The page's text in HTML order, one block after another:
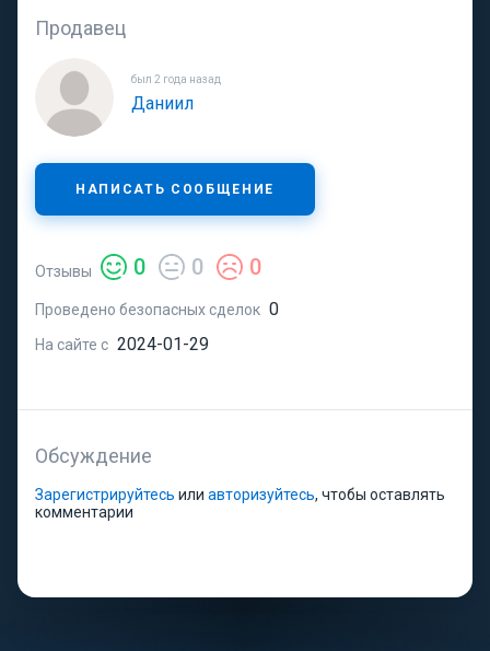
Продавец
был 2 года назад
Даниил
НАПИСАТЬ СООБЩЕНИЕ
Отзывы 0 0 0
Проведено безопасных сделок 0
На сайте с 2024-01-29
Обсуждение
Зарегистрируйтесь или авторизуйтесь, чтобы оставлять
комментарии